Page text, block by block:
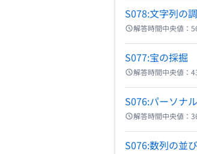
S078:文字列の
解答時間中央値：
S077:宝の採掘
解答時間中央値：
S076:パーソナ
解答時間中央値：
S076:数列の並